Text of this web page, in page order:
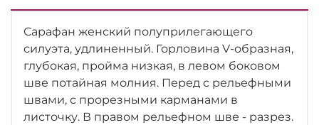
Сарафан женский полуприлегающего
силуэта, удлиненный. Горловина V-образная,
глубокая, пройма низкая, в левом боковом
шве потайная молния. Перед с рельефными
швами, с прорезными карманами в
листочку. В правом рельефном шве - разрез.